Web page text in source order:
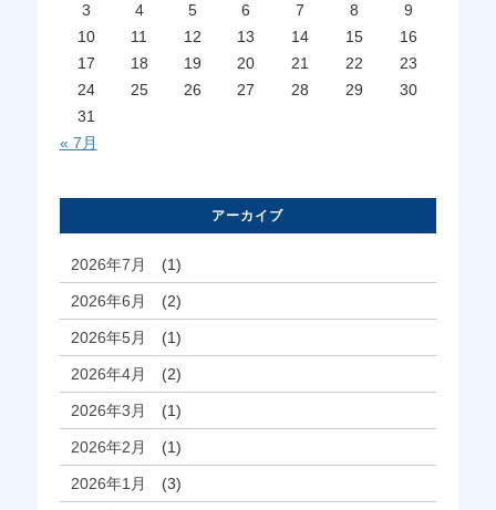
3
4 5 6 7 8
9
10
11 12 13 14 15
16
17
18 19 20 21 22
23
24
25 26 27 28 29
30
31
« 7月
アーカイブ
2026年7月 (1)
2026年6月 (2)
2026年5月 (1)
2026年4月 (2)
2026年3月 (1)
2026年2月 (1)
2026年1月 (3)